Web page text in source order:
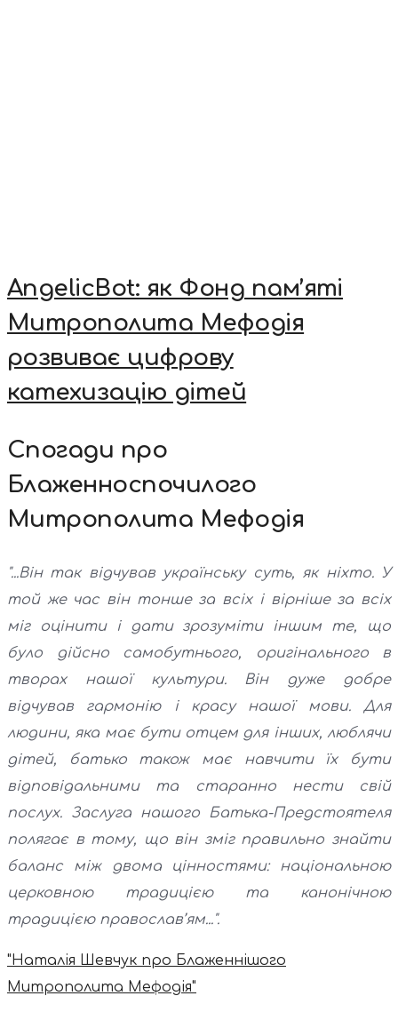
AngelicBot: як Фонд пам’яті
Митрополита Мефодія
розвиває цифрову
катехизацію дітей
Спогади про
Блаженноспочилого
Митрополита Мефодія
"...Він так відчував українську суть, як ніхто. У
той же час він тонше за всіх і вірніше за всіх
міг оцінити і дати зрозуміти іншим те, що
було дійсно самобутнього, оригінального в
творах нашої культури. Він дуже добре
відчував гармонію і красу нашої мови. Для
людини, яка має бути отцем для інших, люблячи
дітей, батько також має навчити їх бути
відповідальними та старанно нести свій
послух. Заслуга нашого Батька-Предстоятеля
полягає в тому, що він зміг правильно знайти
баланс між двома цінностями: національною
церковною традицією та канонічною
традицією православ’ям...".
"Наталія Шевчук про Блаженнішого
Митрополита Мефодія"